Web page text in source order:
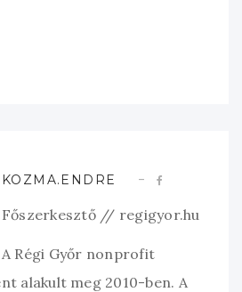
KOZMA.ENDRE
Főszerkesztő // regigyor.hu
A Régi Győr nonprofit
alakult meg 2010-ben. A